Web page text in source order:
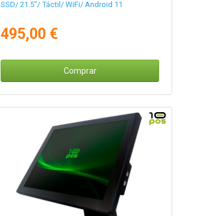
SSD/ 21.5"/ Táctil/ WiFi/ Android 11
495,00 €
Comprar